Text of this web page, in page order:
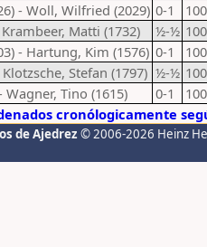
- Woll, Wilfried (2029) 0-1
Matti (1732) ½-½
- Hartung, Kim (1576) 0-1
Stefan (1797) ½-½
Tino (1615) 0-1
cronólogicamente
de Ajedrez © 2006-2026 Heinz